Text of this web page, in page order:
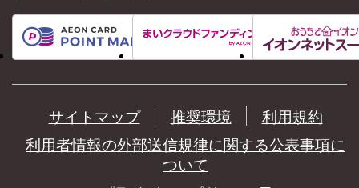
サイトマップ 推奨環境
利用規約
利用者情報の外部送信規律に関する公表事項に
ついて